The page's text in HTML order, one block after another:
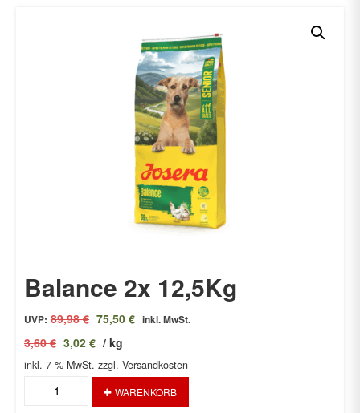
Balance 2x 12,5Kg
UVP: 89,98€ Ursprünglicher
war:
89,98 €
75,50 € Aktueller
75,50 €.
inkl. MwSt.
3,60€ 3,02 € / kg
inkl. 7 % MwSt. zzgl. Versandkosten
WARENKORB